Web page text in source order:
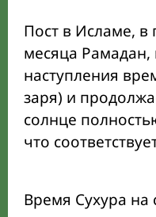
Пост в Исламе,
месяца Рамадан,
наступления
заря) и
солнце
что
Время Сухура на